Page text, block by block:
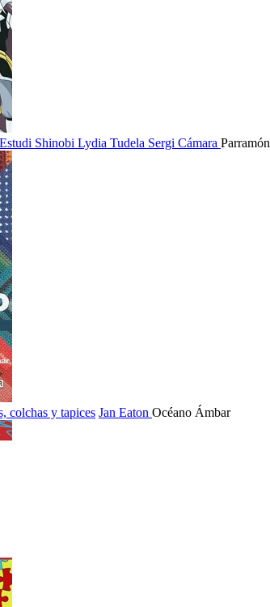
Estudi Shinobi Lydia Tudela Sergi Cámara Parramón
colchas y tapices Jan Eaton Océano Ámbar